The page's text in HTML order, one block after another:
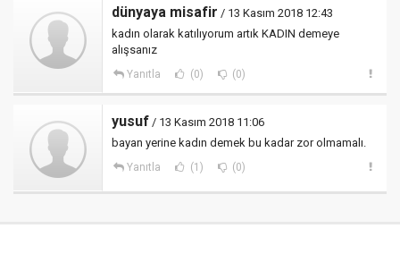
dünyaya misafir / 13 Kasım 2018 12:43
kadın olarak katılıyorum artık KADIN demeye
alışsanız
Yanıtla (0) (0)
yusuf / 13 Kasım 2018 11:06
bayan yerine kadın demek bu kadar zor olmamalı.
Yanıtla (1) (0)